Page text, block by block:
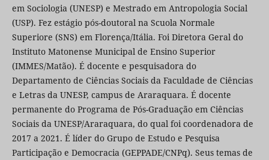
em Sociologia (UNESP) e Mestrado em Antropologia Social
(USP). Fez estágio pós-doutoral na Scuola Normale
Superiore (SNS) em Florença/Itália. Foi Diretora Geral do
Instituto Matonense Municipal de Ensino Superior
(IMMES/Matão). É docente e pesquisadora do
Departamento de Ciências Sociais da Faculdade de Ciências
e Letras da UNESP, campus de Araraquara. É docente
permanente do Programa de Pós-Graduação em Ciências
Sociais da UNESP/Araraquara, do qual foi coordenadora de
2017 a 2021. É líder do Grupo de Estudo e Pesquisa
Participação e Democracia (GEPPADE/CNPq). Seus temas de